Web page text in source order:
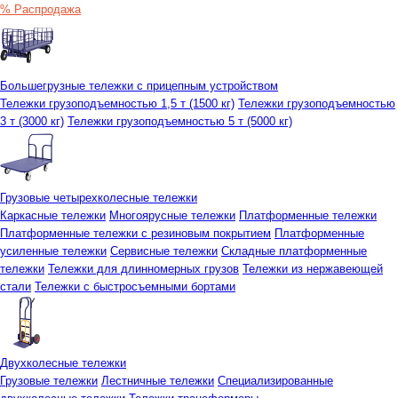
% Распродажа
Большегрузные тележки с прицепным устройством
Тележки грузоподъемностью 1,5 т (1500 кг) Тележки грузоподъемностью
3 т (3000 кг) Тележки грузоподъемностью 5 т (5000 кг)
Грузовые четырехколесные тележки
Каркасные тележки Многоярусные тележки Платформенные тележки
Платформенные тележки с резиновым покрытием Платформенные
усиленные тележки Сервисные тележки Складные платформенные
тележки Тележки для длинномерных грузов Тележки из нержавеющей
стали Тележки с быстросъемными бортами
Двухколесные тележки
Грузовые тележки Лестничные тележки Специализированные